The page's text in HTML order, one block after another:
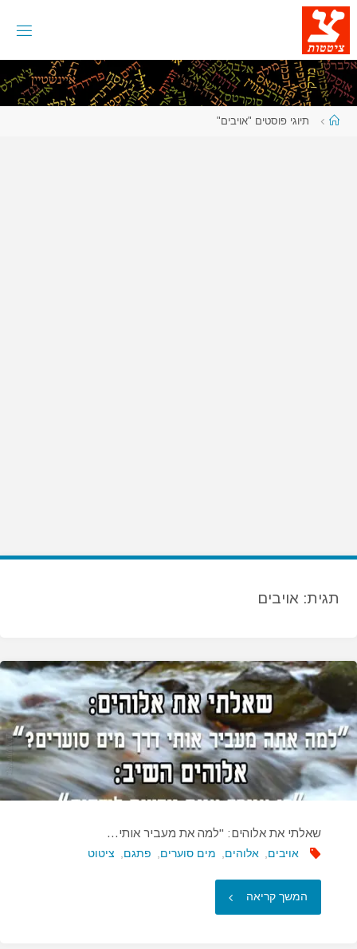
דלגו
לתוכן
עמודתיוגי פוסטים "אויבים"
תגית: אויבים
שאלתי את אלוהים: "למה את מעביר אותי…
אויבים, אלוהים, מים סוערים, פתגם, ציטוט
המשך קריאה "שאלתי